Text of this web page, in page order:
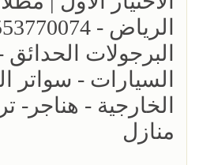
البرجولات
السيارات - سواتر
الخارجية -
منازل